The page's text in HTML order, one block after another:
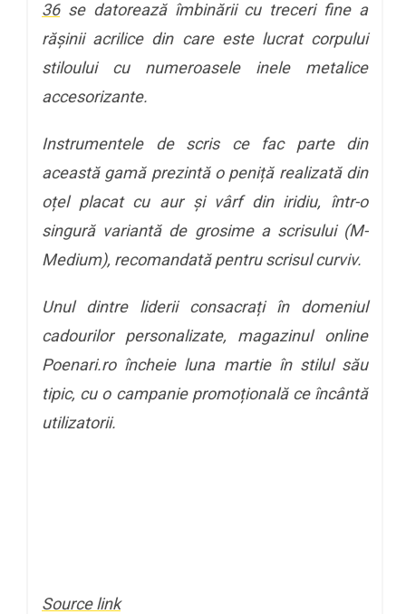
36se datorează îmbinării cu treceri fine a
rășinii acrilice din care este lucrat corpului
stiloului cu numeroasele inele metalice
accesorizante.
Instrumentele de scris ce fac parte din
această gamă prezintă o peniță realizată din
oțel placat cu aur și vârf din iridiu, într-o
singură variantă de grosime a scrisului (M-
Medium), recomandată pentru scrisul curviv.
Unul dintre liderii consacrați în domeniul
cadourilor personalizate, magazinul online
Poenari.ro încheie luna martie în stilul său
tipic, cu o campanie promoțională ce încântă
utilizatorii.
Source link